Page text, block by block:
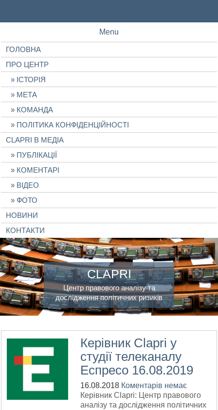
Menu
ГОЛОВНА
ПРО ЦЕНТР
ІСТОРІЯ
МЕТА
КОМАНДА
ПОЛІТИКА КОНФІДЕНЦІЙНОСТІ
CLAPRI В МЕДІА
ПУБЛІКАЦІЇ
КОМЕНТАРІ
ВІДЕО
ФОТО
НОВИНИ
КОНТАКТИ
CLAPRI
Центр правового аналізу та
дослідження політичних ризиків
Керівник Clapri у
студії телеканалу
Еспресо 16.08.2019
16.08.2018 Коментарів немає
Керівник Clapri: Центр правового
аналізу та дослідження політичних